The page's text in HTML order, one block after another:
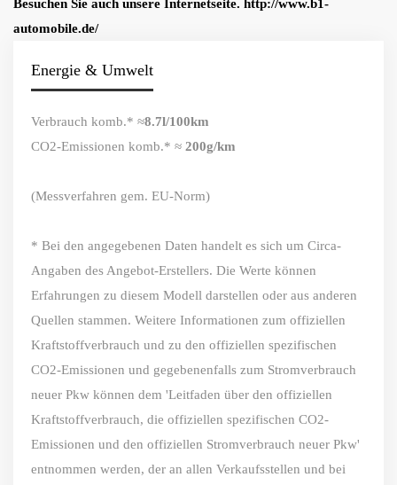
Besuchen Sie auch unsere Internetseite. http://www.b1-
automobile.de/
Energie & Umwelt
Verbrauch komb.* ≈8.7l/100km
CO2-Emissionen komb.* ≈ 200g/km
(Messverfahren gem. EU-Norm)
* Bei den angegebenen Daten handelt es sich um Circa-
Angaben des Angebot-Erstellers. Die Werte können
Erfahrungen zu diesem Modell darstellen oder aus anderen
Quellen stammen. Weitere Informationen zum offiziellen
Kraftstoffverbrauch und zu den offiziellen spezifischen
CO2-Emissionen und gegebenenfalls zum Stromverbrauch
neuer Pkw können dem 'Leitfaden über den offiziellen
Kraftstoffverbrauch, die offiziellen spezifischen CO2-
Emissionen und den offiziellen Stromverbrauch neuer Pkw'
entnommen werden, der an allen Verkaufsstellen und bei